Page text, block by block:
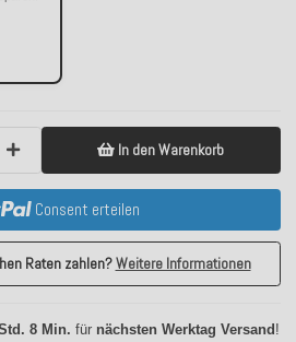
In den Warenkorb
Consent erteilen
Raten zahlen?Weitere Informationen
8 Min. für nächsten Werktag Versand!